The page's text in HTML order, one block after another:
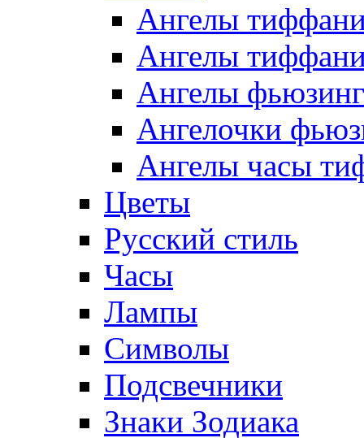
Ангелы
Ангелы
Ангелы фьюзинг
Ангелочки
Ангелы часы
Цветы
Русский стиль
Часы
Лампы
Символы
Подсвечники
Знаки Зодиака